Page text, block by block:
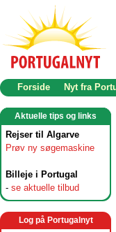
Forside Nyt fra
Aktuelle tips og links
Rejser til Algarve
Prøv ny søgemaskine
Billeje i Portugal
- se aktuelle tilbud
Log på Portugalnyt